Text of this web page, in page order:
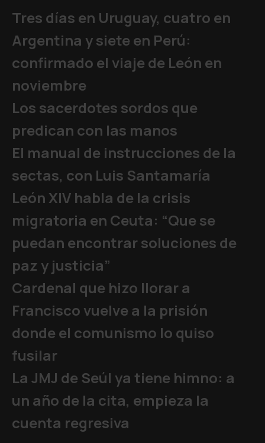
Tres días en Uruguay, cuatro en
Argentina y siete en Perú:
confirmado el viaje de León en
noviembre
Los sacerdotes sordos que
predican con las manos
El manual de instrucciones de la
sectas, con Luis Santamaría
León XIV habla de la crisis
migratoria en Ceuta: “Que se
puedan encontrar soluciones de
paz y justicia”
Cardenal que hizo llorar a
Francisco vuelve a la prisión
donde el comunismo lo quiso
fusilar
La JMJ de Seúl ya tiene himno: a
un año de la cita, empieza la
cuenta regresiva